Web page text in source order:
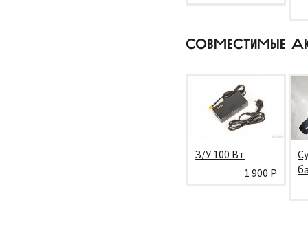
СОВМЕСТИМЫЕ
З/У 100 Вт
1 900 Р